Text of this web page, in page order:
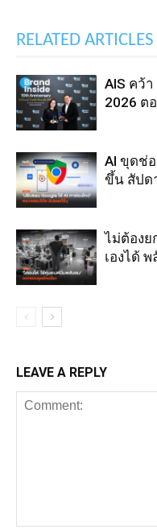
RELATED ARTICLES
AIS คว้า
2026 ต
AI ขุดช่
ขึ้น สัปด
ไม่ต้องย
เองได้
LEAVE A REPLY